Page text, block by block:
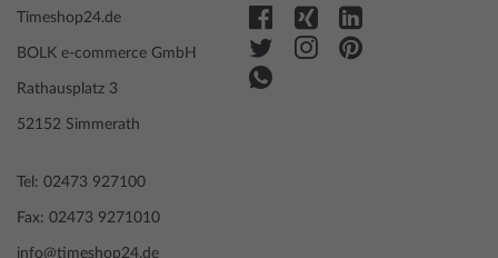
Timeshop24.de
BOLK e-commerce GmbH
Rathausplatz 3
52152 Simmerath
Tel: 02473 927100
Fax: 02473 9271010
info@timeshop24.de